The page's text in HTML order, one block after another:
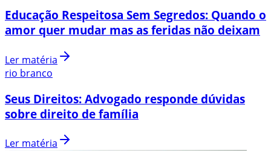
Educação Respeitosa Sem Segredos: Quando o
amor quer mudar mas as feridas não deixam
Ler matéria
rio branco
Seus Direitos: Advogado responde dúvidas
sobre direito de família
Ler matéria